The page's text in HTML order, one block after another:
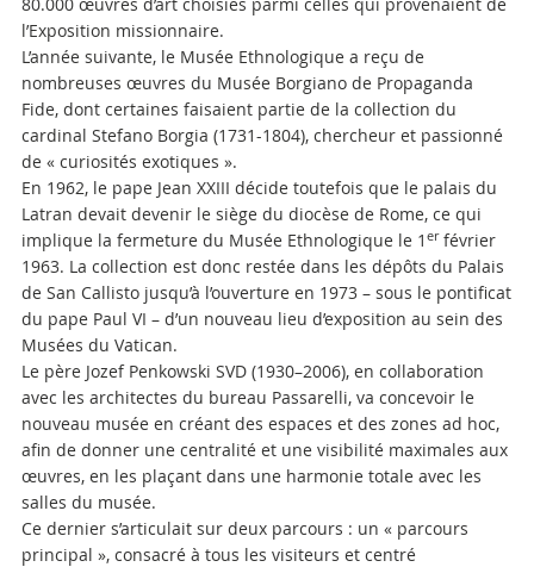
l’Exposition missionnaire.
L’année suivante, le Musée Ethnologique a reçu de
nombreuses œuvres du Musée Borgiano de Propaganda
Fide, dont certaines faisaient partie de la collection du
cardinal Stefano Borgia (1731-1804), chercheur et passionné
de « curiosités exotiques ».
En 1962, le pape Jean XXIII décide toutefois que le palais du
Latran devait devenir le siège du diocèse de Rome, ce qui
implique la fermeture du Musée Ethnologique le 1 erfévrier
1963. La collection est donc restée dans les dépôts du Palais
de San Callisto jusqu’à l’ouverture en 1973 – sous le pontificat
du pape Paul VI – d’un nouveau lieu d’exposition au sein des
Musées du Vatican.
Le père Jozef Penkowski SVD (1930–2006), en collaboration
avec les architectes du bureau Passarelli, va concevoir le
nouveau musée en créant des espaces et des zones ad hoc,
afin de donner une centralité et une visibilité maximales aux
œuvres, en les plaçant dans une harmonie totale avec les
salles du musée.
Ce dernier s’articulait sur deux parcours : un « parcours
principal », consacré à tous les visiteurs et centré